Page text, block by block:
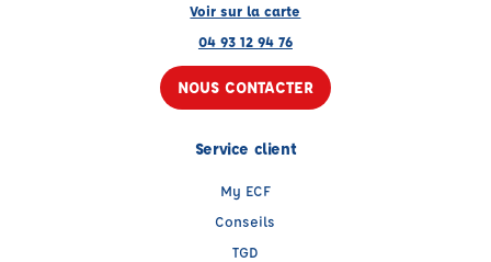
Voir sur la carte
04 93 12 94 76
NOUS CONTACTER
Service client
My ECF
Conseils
TGD